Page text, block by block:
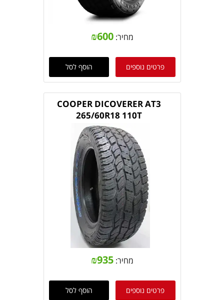
מחיר: ₪600
פרטים נוספים הוסף לסל
COOPER DICOVERER AT3
265/60R18 110T
מחיר: ₪935
פרטים נוספים הוסף לסל